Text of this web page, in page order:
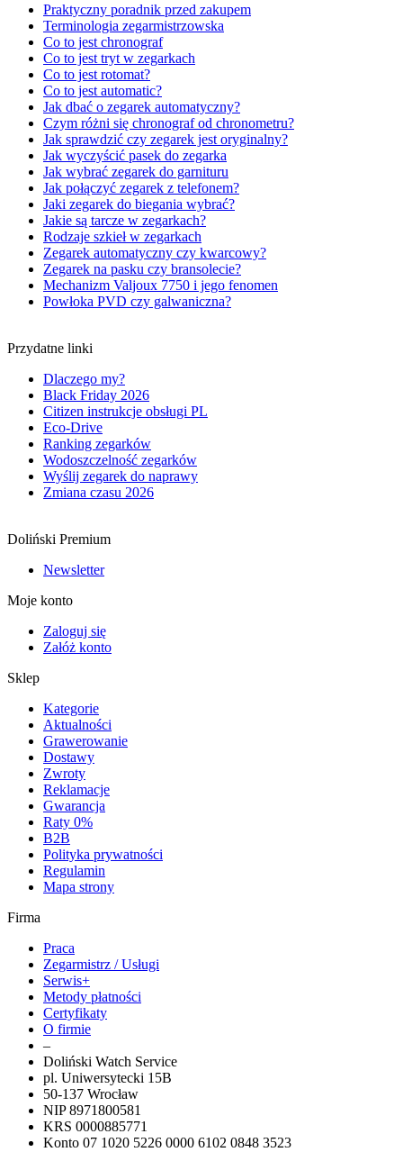
Praktyczny poradnik przed zakupem
Terminologia zegarmistrzowska
Co to jest chronograf
Co to jest tryt w zegarkach
Co to jest rotomat?
Co to jest automatic?
Jak dbać o zegarek automatyczny?
Czym różni się chronograf od chronometru?
Jak sprawdzić czy zegarek jest oryginalny?
Jak wyczyścić pasek do zegarka
Jak wybrać zegarek do garnituru
Jak połączyć zegarek z telefonem?
Jaki zegarek do biegania wybrać?
Jakie są tarcze w zegarkach?
Rodzaje szkieł w zegarkach
Zegarek automatyczny czy kwarcowy?
Zegarek na pasku czy bransolecie?
Mechanizm Valjoux 7750 i jego fenomen
Powłoka PVD czy galwaniczna?
Przydatne linki
Dlaczego my?
Black Friday 2026
Citizen instrukcje obsługi PL
Eco-Drive
Ranking zegarków
Wodoszczelność zegarków
Wyślij zegarek do naprawy
Zmiana czasu 2026
Doliński Premium
Newsletter
Moje konto
Zaloguj się
Załóż konto
Sklep
Kategorie
Aktualności
Grawerowanie
Dostawy
Zwroty
Reklamacje
Gwarancja
Raty 0%
B2B
Polityka prywatności
Regulamin
Mapa strony
Firma
Praca
Zegarmistrz / Usługi
Serwis+
Metody płatności
Certyfikaty
O firmie
–
Doliński Watch Service
pl. Uniwersytecki 15B
50-137 Wrocław
NIP 8971800581
KRS 0000885771
Konto 07 1020 5226 0000 6102 0848 3523